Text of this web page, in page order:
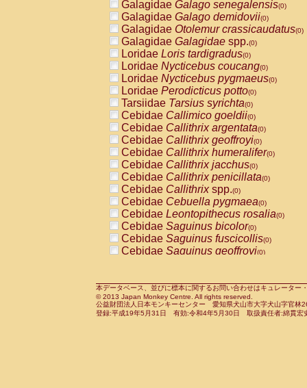
AtelidaeAteles belzebuth(0)
AtelidaeAteles geoffroyi(0)
AtelidaeAteles paniscus(0)
AtelidaeAtelesspp.(0)
Atelidae Lagothrix lagothricha
AtelidaeLagothrix lagothricha cana
PitheciidaeCacajao calvus
PitheciidaeCallicebus cupreus
PitheciidaeCallicebus donacophilus
PitheciidaeCallicebus moloch
PitheciidaeCallicebus torquatus
PitheciidaeCallicebusspp.(0)
PitheciidaeChiropotes satanas(0)
PitheciidaePithecia monachus
PitheciidaePithecia pithecia(0)
CercopithecidaeCercocebus agilis
CercopithecidaeCercocebus
CercopithecidaeCercocebus
CercopithecidaeCercocebus
CercopithecidaeCercocebus
CercopithecidaeCercocebushybrid
CercopithecidaePapio anubis(0)
CercopithecidaePapio cynocephalus
CercopithecidaePapio hamadryas(0)
Galagidae Galago senegalensis(0)
Galagidae Galago demidovii(0)
Galagidae Otolemur crassicaudatus(0)
Galagidae Galagidae spp.(0)
Loridae Loris tardigradus(0)
Loridae Nycticebus coucang(0)
Loridae Nycticebus pygmaeus(0)
Loridae Perodicticus potto(0)
Tarsiidae Tarsius syrichta(0)
Cebidae Callimico goeldii(0)
Cebidae Callithrix argentata(0)
Cebidae Callithrix geoffroyi(0)
Cebidae Callithrix humeralifer(0)
Cebidae Callithrix jacchus(0)
Cebidae Callithrix penicillata(0)
Cebidae Callithrixspp.(0)
Cebidae Cebuella pygmaea(0)
Cebidae Leontopithecus rosalia(0)
Cebidae Saguinus bicolor(0)
Cebidae Saguinus fuscicollis(0)
Cebidae Saguinus geoffroyi(0)
CebidaeSaguinus leucopus(0)
CebidaeSaguinus midas(0)
Cebidae Saguinus mystax(0)
本データベース、並びに標本に関するお問い合わせはキュレータ
© 2013 Japan Monkey Centre. All rights reserved.
公益財団法人日本モンキーセンター 愛知県犬山市大字犬山字官
登録:平成19年5月31日 有効:令和4年5月30日 取扱責任者:綿貫宏